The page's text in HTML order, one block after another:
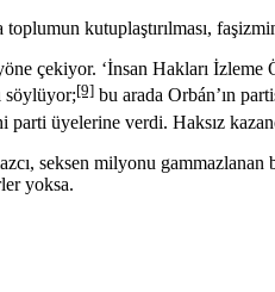
kutuplaştırılması,
çekiyor. ‘İnsan Hakları İzleme
söylüyor;[9] bu arada Orbán’ın
parti üyelerine verdi. Haksız
seksen milyonu
yoksa.